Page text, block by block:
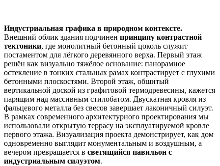
Индустриальная графика в природном контексте.
Внешний облик здания подчинен принципу контрастной
тектоники, где монолитный бетонный цоколь служит
постаментом для лёгкого деревянного верха. Первый этаж
решён как визуально тяжёлое основание: панорамное
остекление в тонких стальных рамах контрастирует с глухими
бетонными плоскостями. Второй этаж, обшитый
вертикальной доской из графитовой термодревесины, кажется
парящим над массивным стилобатом. Двускатная кровля из
фальцевого металла без свесов завершает лаконичный силуэт.
В рамках современного архитектурного проектирования мы
использовали открытую террасу на эксплуатируемой кровле
первого этажа. Визуализация проекта демонстрирует, как дом
одновременно выглядит монументальным и воздушным, а
вечером превращается в светящийся павильон с
индустриальным силуэтом.